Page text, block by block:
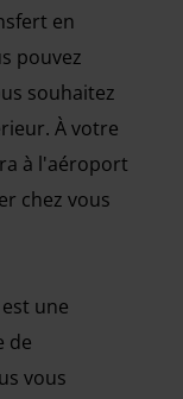
en
pouvez
souhaitez
À votre
à l'aéroport
chez vous
est une
de
vous